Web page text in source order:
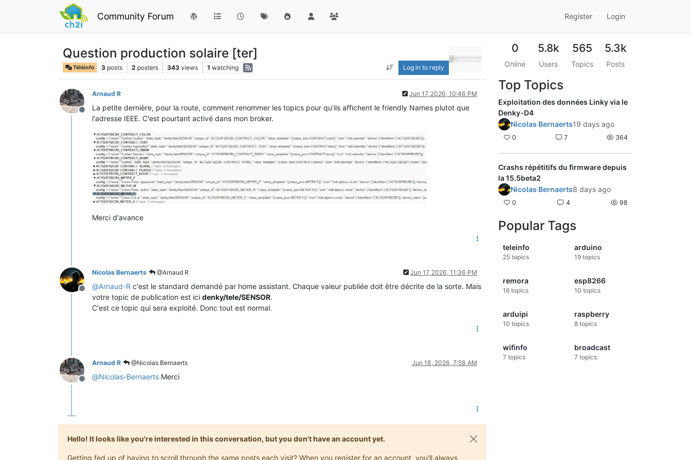
Community Forum Register Login
Question production solaire [ter]
Téléinfo 3 posts 2 posters 343 views 1 watching Log in to reply
Offline
Arnaud R Jun 17, 2026, 10:46 PM
La petite dernière, pour la route, comment renommer les topics pour qu'ils affichent le friendly Names plutot que
l'adresse IEEE. C'est pourtant activé dans mon broker.
Merci d'avance
Offline
Nicolas Bernaerts @Arnaud R Jun 17, 2026, 11:36 PM
@Arnaud-R c'est le standard demandé par home assistant. Chaque valeur publiée doit être décrite de la sorte. Mais
votre topic de publication est ici denky/tele/SENSOR.
C'est ce topic qui sera exploité. Donc tout est normal.
Offline
Arnaud R @Nicolas Bernaerts Jun 18, 2026, 7:58 AM
@Nicolas-Bernaerts Merci
Hello! It looks like you're interested in this conversation, but you don't have an account yet.
Getting fed up of having to scroll through the same posts each visit? When you register for an account, you'll always
0
Online
5.8k
Users
565
Topics
5.3k
Posts
Top Topics
Exploitation des données Linky via le
Denky-D4
Nicolas Bernaerts19 days ago
0 7 364
Crashs répétitifs du firmware depuis
la 15.5beta2
Nicolas Bernaerts8 days ago
0 4 98
Popular Tags
teleinfo
25 topics
arduino
19topics
remora
16 topics
esp8266
10 topics
arduipi
10 topics
raspberry
8topics
wifinfo
7 topics
broadcast
7 topics